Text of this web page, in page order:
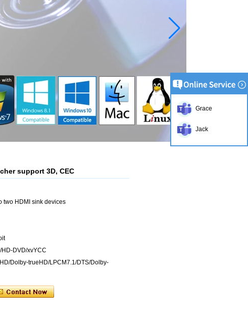
support 3D, CEC
two HDMI sink devices
DVD/xvYCC
Dolby-trueHD/LPCM7.1/DTS/Dolby-
Grace
Jack